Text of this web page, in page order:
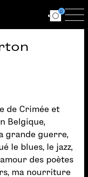
Ouvrir le
0
de Crimée et
Belgique,
grande guerre,
le blues, le jazz,
des poètes
ma nourriture